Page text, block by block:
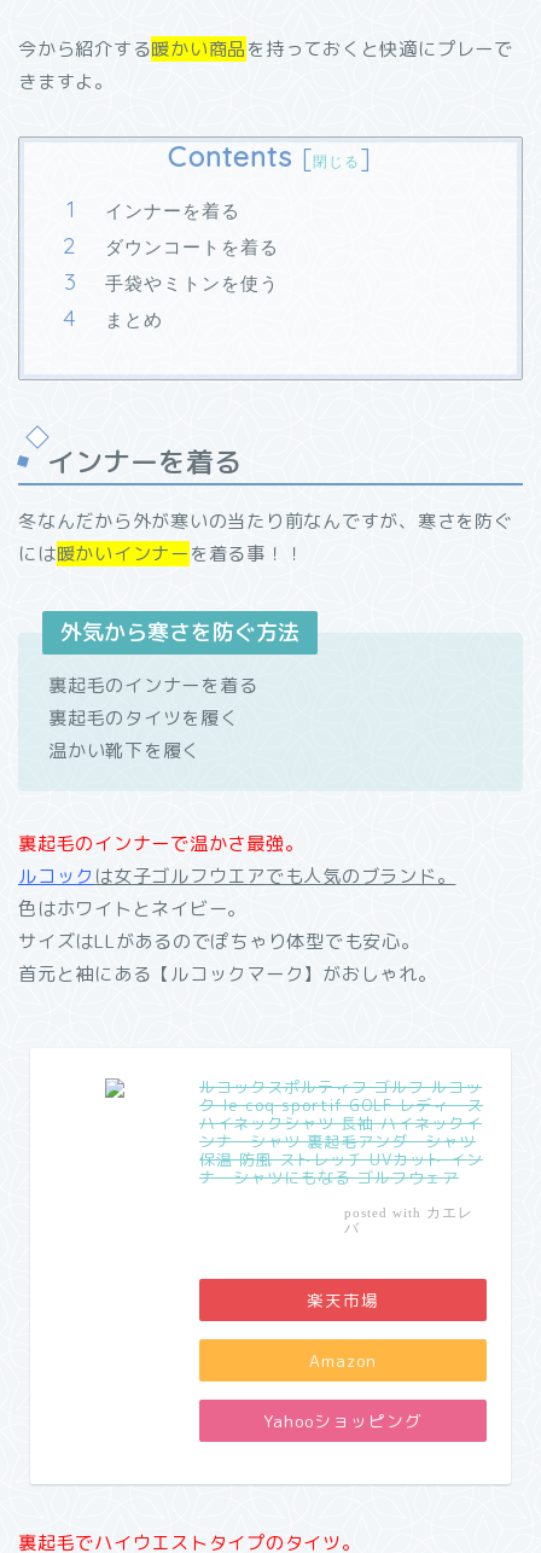
今から紹介する暖かい商品を持っておくと快適にプレーで
きますよ。
Contents [閉じる ]
インナーを着る
ダウンコートを着る
手袋やミトンを使う
まとめ
インナーを着る
冬なんだから外が寒いの当たり前なんですが、寒さを防ぐ
には暖かいインナーを着る事！！
外気から寒さを防ぐ方法
裏起毛のインナーを着る
裏起毛のタイツを履く
温かい靴下を履く
裏起毛のインナーで温かさ最強。
ルコック は女子ゴルフウエアでも人気のブランド。
色はホワイトとネイビー。
サイズはLLがあるのでぽちゃり体型でも安心。
首元と袖にある【ルコックマーク】がおしゃれ。
ルコックスポルティフ ゴルフ ルコッ
ク le coq sportif GOLF レディース
ハイネックシャツ 長袖 ハイネックイ
ンナーシャツ 裏起毛アンダーシャツ
保温 防風 ストレッチ UVカット イン
ナーシャツにもなる ゴルフウェア
posted with カエレ
バ
楽天市場
Amazon
Yahooショッピング
裏起毛でハイウエストタイプのタイツ。